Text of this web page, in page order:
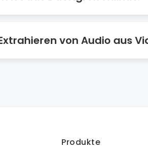
von Audio aus
Produkte